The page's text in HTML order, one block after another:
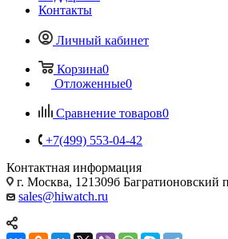
Контакты
Личный кабинет
Корзина0
Отложенные0
Сравнение товаров0
+7(499) 553-04-42
Контактная информация
г. Москва, 121309б Багратионовский
sales@hiwatch.ru